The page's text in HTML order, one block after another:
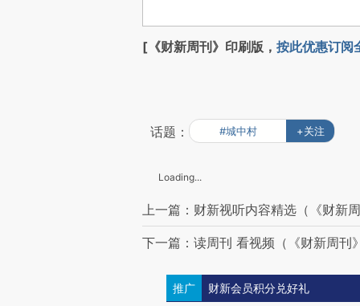
[《财新周刊》印刷版， 按此优惠订阅
话题： #城中村 +关注
Loading...
上一篇：财新视听内容精选（《财新
下一篇：读周刊 看视频（《财新周
推广 财新会员积分兑好礼